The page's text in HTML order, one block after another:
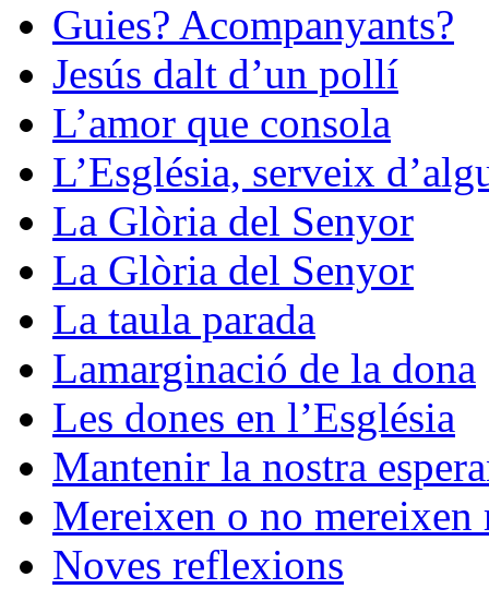
Guies? Acompanyants?
Jesús dalt d’un pollí
L’amor que consola
L’Església, serveix
La Glòria del Senyor
La Glòria del Senyor
La taula parada
Lamarginació de la dona
Les dones en l’Església
Mantenir la nostra
Mereixen o no mereixen
Noves reflexions